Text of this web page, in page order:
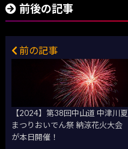
前後の記事
前の記事
【2024】第38回中山道 中津川夏
まつりおいでん祭 納涼花火大会
が本日開催！